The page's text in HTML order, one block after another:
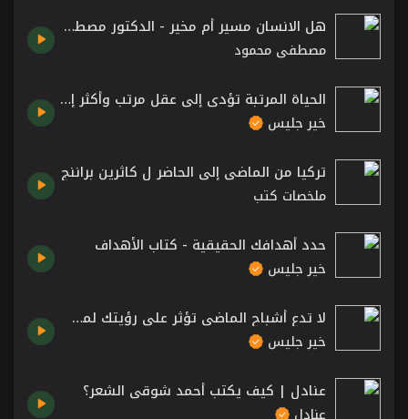
هل الانسان مسير أم مخير - الدكتور مصطفى محمود رحمه الله Mostafa Mahmoud Abbas
مصطفى محمود
الحياة المرتبة تؤدي إلى عقل مرتب وأكثر إنتاجًا – كتاب سحر الترتيب بقلم ماري كوندو
خير جليس
تركيا من الماضي إلى الحاضر ل كاثرين براننج
ملخصات كتب
حدد أهدافك الحقيقية - كتاب الأهداف
خير جليس
لا تدع أشباح الماضي تؤثر على رؤيتك لمستقبلك – كتاب مواطن الضعف لديك بقلم واين داير
خير جليس
عنادل | كيف يكتب أحمد شوقي الشعر؟